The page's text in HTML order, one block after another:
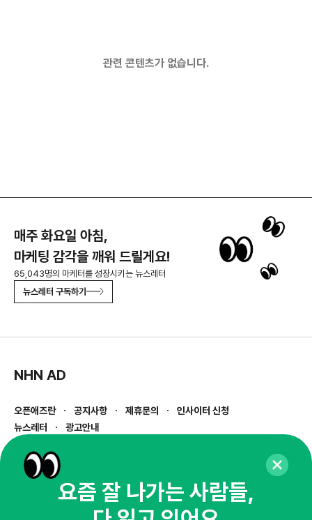
관련 콘텐츠가 없습니다.
매주 화요일 아침,
마케팅 감각을 깨워 드릴게요!
65,043명의 마케터를 성장시키는 뉴스레터
뉴스레터 구독하기
NHN AD
오픈애즈란 공지사항 제휴문의
인사이터 신청
뉴스레터
광고안내
경기도 성남시 분당구 대왕판교로645번길 16
사업자등록번호 : 144-81-27690(
통신판매업신고번호 : 2014-경기성남-1023
호스팅서비스사업자 : 오픈애즈
요즘 잘 나가는 사람들,